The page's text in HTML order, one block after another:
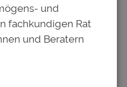
wird nicht
Felder
und
fachkundigen Rat
und Beratern